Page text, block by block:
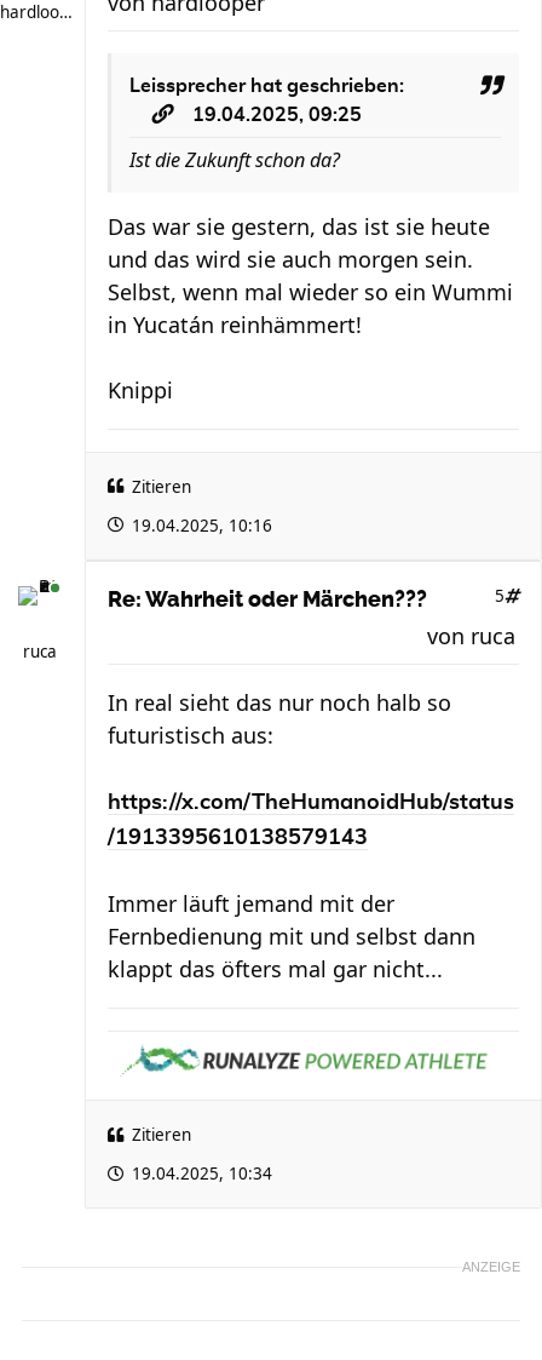
hardlooper
Leissprecherhat geschrieben:
19.04.2025, 09:25
Ist die Zukunft schon da?
Das war sie gestern, das ist sie heute
und das wird sie auch morgen sein.
Selbst, wenn mal wieder so ein Wummi
in Yucatán reinhämmert!
Knippi
Zitieren
19.04.2025, 10:16
ruca
Re: Wahrheit oder Märchen??? 5
von ruca
In real sieht das nur noch halb so
futuristisch aus:
https://x.com/TheHumanoidHub/status
/1913395610138579143
Immer läuft jemand mit der
Fernbedienung mit und selbst dann
klappt das öfters mal gar nicht...
Zitieren
19.04.2025, 10:34
ANZEIGE